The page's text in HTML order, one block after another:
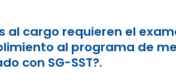
al cargo requieren el
al programa de
con SG-SST?.